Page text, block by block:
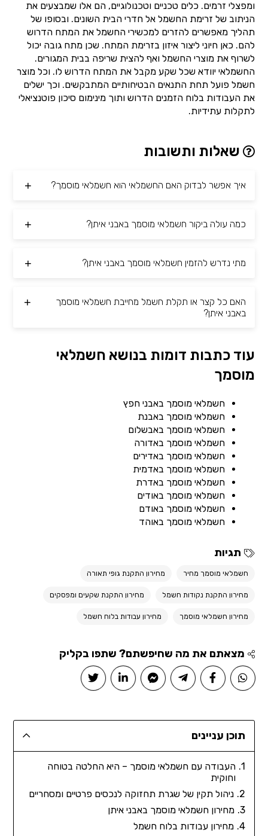
ומפצלי זרמים. כלים טכניים וטכנולוגיים, הם אלו שמבצעים את
הניתוב של זרימת החשמל אל חדרי הבית השונים. ובסופו של
תהליך מאפשרים להזרים למכשירי החשמל את המתח הדרוש
להם. כאן חיוני ליצור איזון בזרימת המתח. שכן מתח גובה יכול
לשרוף את מוצרי החשמל ואף להצית שריפה בבית המגורים.
החשמלאי יוודא שכל שקע מקבל את המתח הדרוש לו. וכל מוצר
חשמל פועל תחת התנאים הבטיחותיים המתבקשים. וכך ישלים
את העבודות בלוח הזמנים הדרוש ותוך מינימום סיכון פוטנציאלי
לתקלות עתידיות.
שאלות ותשובות
איך אפשר לבדוק האם החשמלאי הוא חשמלאי מוסמך?
כמה עולה ביקור חשמלאי מוסמך באבני איתן?
מתי נדרש להזמין חשמלאי מוסמך באבני איתן?
האם כל קצר או תקלת חשמל מחייבת חשמלאי מוסמך
באבני איתן?
עוד כתבות דומות בנושא חשמלאי
מוסמך
חשמלאי מוסמך באבני חפץ
חשמלאי מוסמך באבנת
חשמלאי מוסמך באבשלום
חשמלאי מוסמך באדורה
חשמלאי מוסמך באדירים
חשמלאי מוסמך באדמית
חשמלאי מוסמך באדרת
חשמלאי מוסמך באודים
חשמלאי מוסמך באודם
חשמלאי מוסמך באוהד
תגיות
חשמלאי מוסמך מחיר מחירון התקנת גופי תאורה
מחירון התקנת נקודות חשמל מחירון התקנת שקעים ומפסקים
מחירון חשמלאי מוסמך מחירון עבודות בלוח חשמל
מצאתם את מה שחיפשתם? שתפו בקליק
תוכן עניינים
העבודה עם חשמלאי מוסמך – היא החלטה בטוחה
וחוקית
ניהול תקין של שגרת תחזוקה לנכסים פרטיים ומסחריים
מחירון חשמלאי מוסמך באבני איתן
מחירון עבודות בלוח חשמל